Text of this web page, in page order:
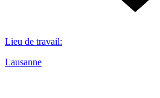
Lieu de travail:
Lausanne